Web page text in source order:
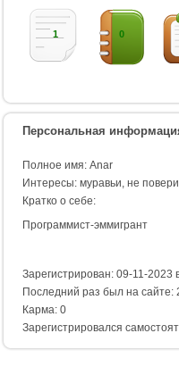
1 0
Персональная
Полное имя: Anar
Интересы: муравьи, не
Кратко о себе:
Программист-эммигрант
Зарегистрирован: 09-11-2023
Последний раз был на сайте:
Карма: 0
Зарегистрировался